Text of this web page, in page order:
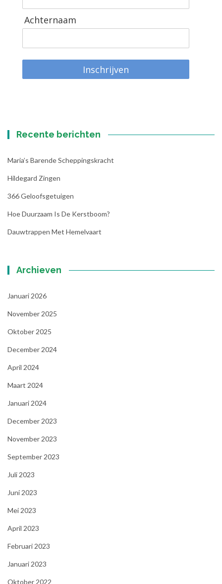
Achternaam
Inschrijven
Recente berichten
Maria’s Barende Scheppingskracht
Hildegard Zingen
366 Geloofsgetuigen
Hoe Duurzaam Is De Kerstboom?
Dauwtrappen Met Hemelvaart
Archieven
Januari 2026
November 2025
Oktober 2025
December 2024
April 2024
Maart 2024
Januari 2024
December 2023
November 2023
September 2023
Juli 2023
Juni 2023
Mei 2023
April 2023
Februari 2023
Januari 2023
Oktober 2022